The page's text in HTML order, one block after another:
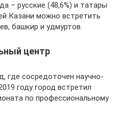
– русские (48,6%) и татары
Казани можно встретить
башкир и удмуртов.
центр
где сосредоточен научно-
году город встретил
по профессиональному